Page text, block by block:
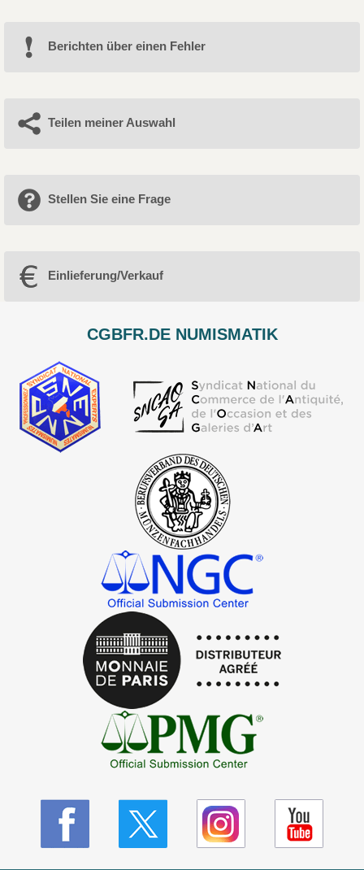
Berichten über einen Fehler
Teilen meiner Auswahl
Stellen Sie eine Frage
Einlieferung/Verkauf
CGBFR.DE NUMISMATIK